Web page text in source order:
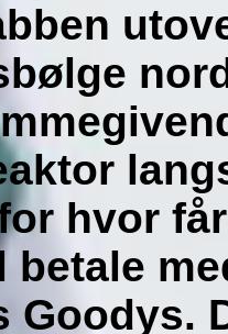
hvor
betale
Goodys.